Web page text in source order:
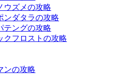
ウズメの攻略
ンダタラの攻略
テングの攻略
クフロストの攻略
ンの攻略